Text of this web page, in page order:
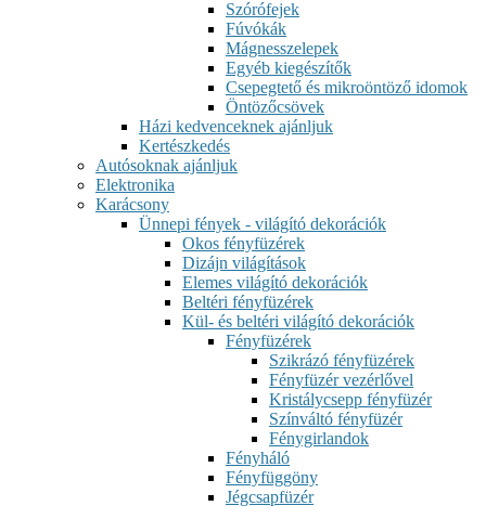
Szórófejek
Fúvókák
Mágnesszelepek
Egyéb kiegészítők
Csepegtető és mikroöntöző idomok
Öntözőcsövek
Házi kedvenceknek ajánljuk
Kertészkedés
Autósoknak ajánljuk
Elektronika
Karácsony
Ünnepi fények - világító dekorációk
Okos fényfüzérek
Dizájn világítások
Elemes világító dekorációk
Beltéri fényfüzérek
Kül- és beltéri világító dekorációk
Fényfüzérek
Szikrázó fényfüzérek
Fényfüzér vezérlővel
Kristálycsepp fényfüzér
Színváltó fényfüzér
Fénygirlandok
Fényháló
Fényfüggöny
Jégcsapfüzér